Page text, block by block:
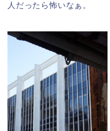
人だったら怖いなぁ。